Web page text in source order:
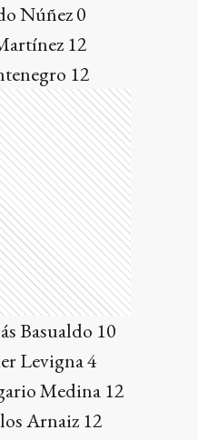
Núñez 0
12
12
Basualdo 10
Levigna 4
Medina 12
Arnaiz 12